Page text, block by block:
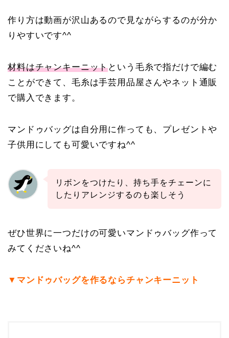
作り方は動画が沢山あるので見ながらするのが分か
りやすいです^^
材料はチャンキーニットという毛糸で指だけで編む
ことができて、毛糸は手芸用品屋さんやネット通販
で購入できます。
マンドゥバッグは自分用に作っても、プレゼントや
子供用にしても可愛いですね^^
リボンをつけたり、持ち手をチェーンに
したりアレンジするのも楽しそう
ぜひ世界に一つだけの可愛いマンドゥバッグ作って
みてくださいね^^
▼マンドゥバッグを作るならチャンキーニット